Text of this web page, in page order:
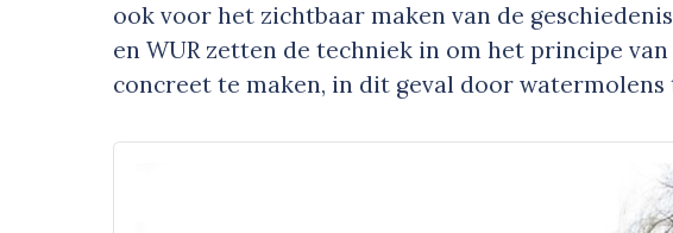
ook voor het zichtbaar maken van de
en WUR zetten de techniek in om het principe van
concreet te maken, in dit geval door watermolens